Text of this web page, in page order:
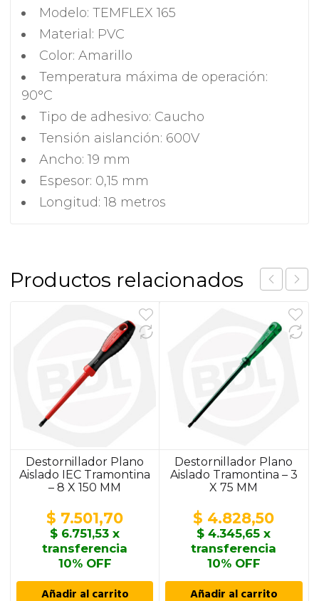
Modelo: TEMFLEX 165
Material: PVC
Color: Amarillo
Temperatura máxima de operación:
90°C
Tipo de adhesivo: Caucho
Tensión aislanción: 600V
Ancho: 19 mm
Espesor: 0,15 mm
Longitud: 18 metros
Productos relacionados
Destornillador Plano
Aislado IEC Tramontina
– 8 X 150 MM
$ 7.501,70
$ 6.751,53 x
transferencia
10% OFF
Añadir al carrito
Destornillador Plano
Aislado Tramontina – 3
X 75 MM
$ 4.828,50
$ 4.345,65 x
transferencia
10% OFF
Añadir al carrito